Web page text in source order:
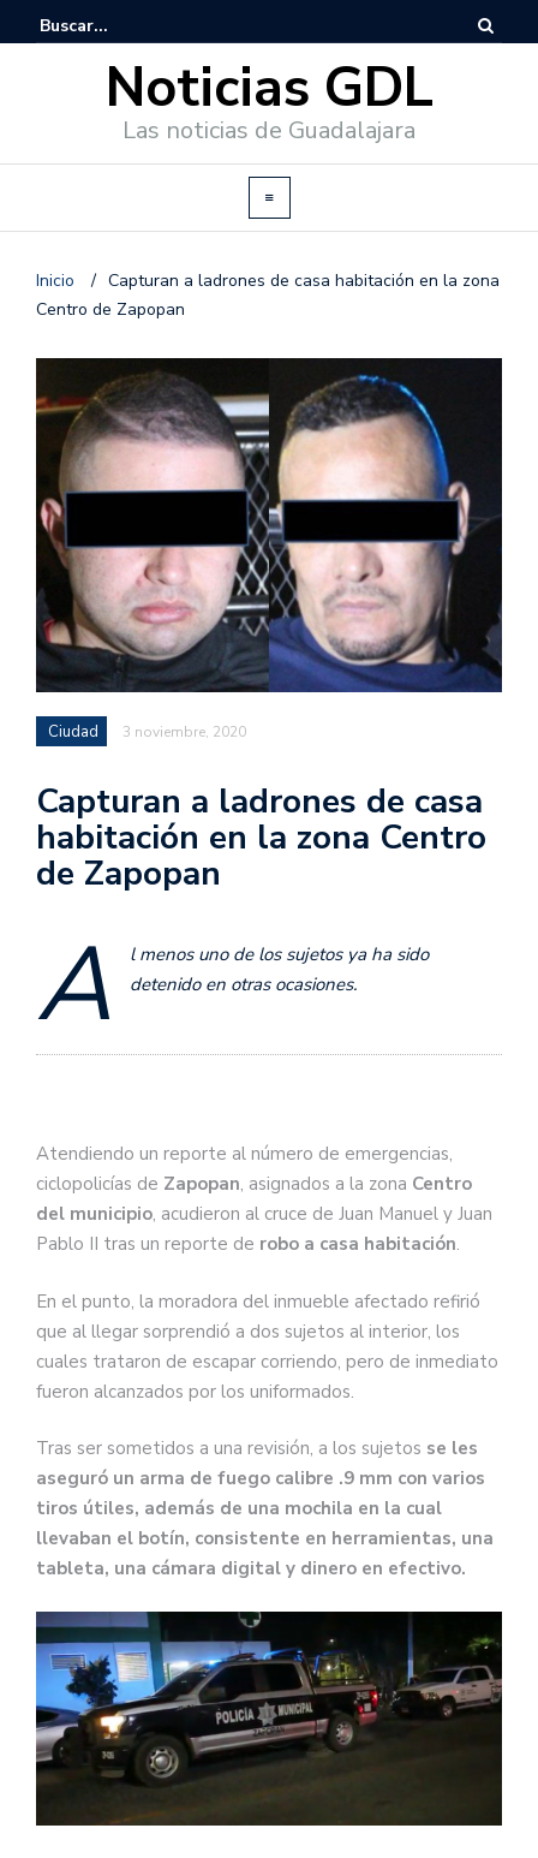
Noticias GDL
Las noticias de Guadalajara
Inicio / Capturan a ladrones de casa habitación en la zona
Centro de Zapopan
Ciudad 3 noviembre, 2020
Capturan a ladrones de casa
habitación en la zona Centro
de Zapopan
A
l menos uno de los sujetos ya ha sido
detenido en otras ocasiones.
Atendiendo un reporte al número de emergencias,
ciclopolicías de Zapopan, asignados a la zona Centro
del municipio, acudieron al cruce de Juan Manuel y Juan
Pablo II tras un reporte de robo a casa habitación.
En el punto, la moradora del inmueble afectado refirió
que al llegar sorprendió a dos sujetos al interior, los
cuales trataron de escapar corriendo, pero de inmediato
fueron alcanzados por los uniformados.
Tras ser sometidos a una revisión, a los sujetos se les
aseguró un arma de fuego calibre .9 mm con varios
tiros útiles, además de una mochila en la cual
llevaban el botín, consistente en herramientas, una
tableta, una cámara digital y dinero en efectivo.